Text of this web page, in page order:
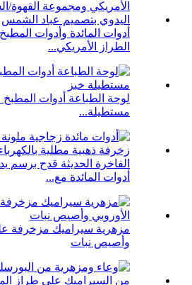
أدوات المائدة وأدوات
الطراز الأمريكي...
لوحة الطباعة أدوات
مستطيلة...
الفاخرة الحديثة قدح برسم
أدوات المائدة مع...
مزهرية سيراميك مزخرفة
وأصيص نبات